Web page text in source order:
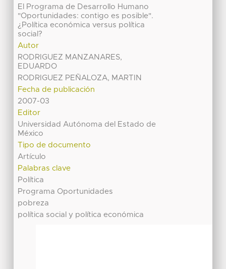
El Programa de Desarrollo Humano
"Oportunidades: contigo es posible".
¿Política económica versus política
social?
Autor
RODRIGUEZ MANZANARES,
EDUARDO
RODRIGUEZ PEÑALOZA, MARTIN
Fecha de publicación
2007-03
Editor
Universidad Autónoma del Estado de
México
Tipo de documento
Artículo
Palabras clave
Política
Programa Oportunidades
pobreza
política social y política económica